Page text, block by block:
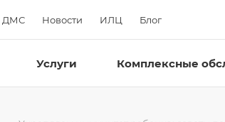
ДМС Новости ИЛЦ Блог
Услуги Комплексные